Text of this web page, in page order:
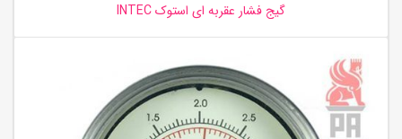
گیج فشار عقربه ای استوک INTEC